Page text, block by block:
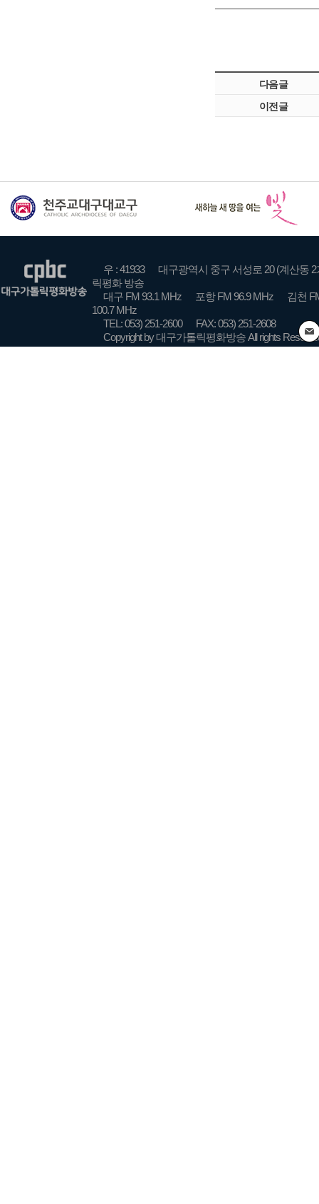
다음글
이전글
우 : 41933
대구광역시 중구 서성로 20 (계산동 2
릭평화 방송
대구 FM 93.1 MHz
포항 FM 96.9 MHz
김천
100.7 MHz
TEL: 053) 251-2600
FAX: 053) 251-2608
Copyright by 대구가톨릭평화방송 All rights